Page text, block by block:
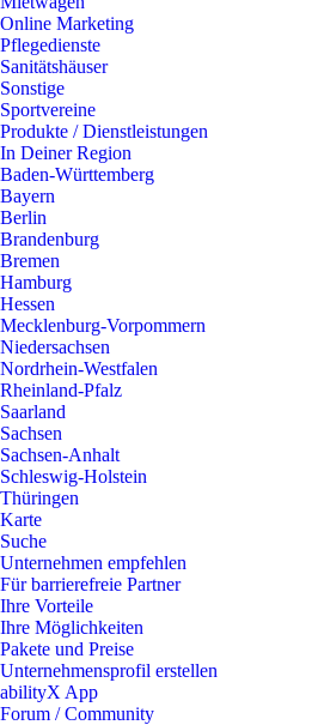
Online Marketing
Pflegedienste
Sanitätshäuser
Sonstige
Sportvereine
Produkte / Dienstleistungen
In Deiner Region
Baden-Württemberg
Bayern
Berlin
Brandenburg
Bremen
Hamburg
Hessen
Mecklenburg-Vorpommern
Niedersachsen
Nordrhein-Westfalen
Rheinland-Pfalz
Saarland
Sachsen
Sachsen-Anhalt
Schleswig-Holstein
Thüringen
Karte
Suche
Unternehmen empfehlen
Für barrierefreie Partner
Ihre Vorteile
Ihre Möglichkeiten
Pakete und Preise
Unternehmensprofil erstellen
abilityX App
Forum / Community